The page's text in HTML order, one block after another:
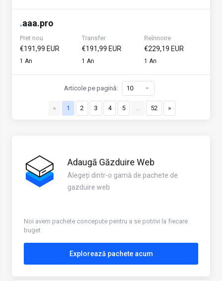
.aaa.pro
Pret nou
€191,99 EUR
1 An
Transfer
€191,99 EUR
1 An
Reînnoire
€229,19 EUR
1 An
« 1 2 3 4 5 … 52 »
Articole pe pagină:
Adaugă Găzduire Web
Alegeți dintr-o gamă de pachete de
gazduire web
Noi avem pachete concepute pentru a se potrivi la fiecare
buget
Explorează pachete acum